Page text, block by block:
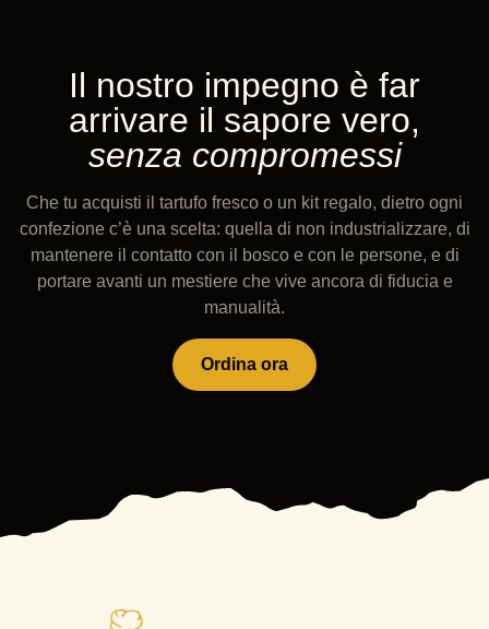
Il nostro impegno è far
arrivare il sapore vero,
senza compromessi
Che tu acquisti il tartufo fresco o un kit regalo, dietro ogni
confezione c’è una scelta: quella di non industrializzare, di
mantenere il contatto con il bosco e con le persone, e di
portare avanti un mestiere che vive ancora di fiducia e
manualità.
Ordina ora